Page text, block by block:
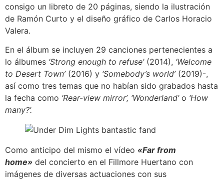
consigo un libreto de 20 páginas, siendo la ilustración
de Ramón Curto y el diseño gráfico de Carlos Horacio
Valera.
En el álbum se incluyen 29 canciones pertenecientes a
lo álbumes ‘Strong enough to refuse’(2014), ‘Welcome
to Desert Town’ (2016) y ‘Somebody’s world’(2019)-,
así como tres temas que no habían sido grabados hasta
la fecha como ‘Rear-view mirror’, ‘Wonderland’o ‘How
many?’.
Como anticipo del mismo el vídeo «Far from
home» del concierto en el Fillmore Huertano con
imágenes de diversas actuaciones con sus